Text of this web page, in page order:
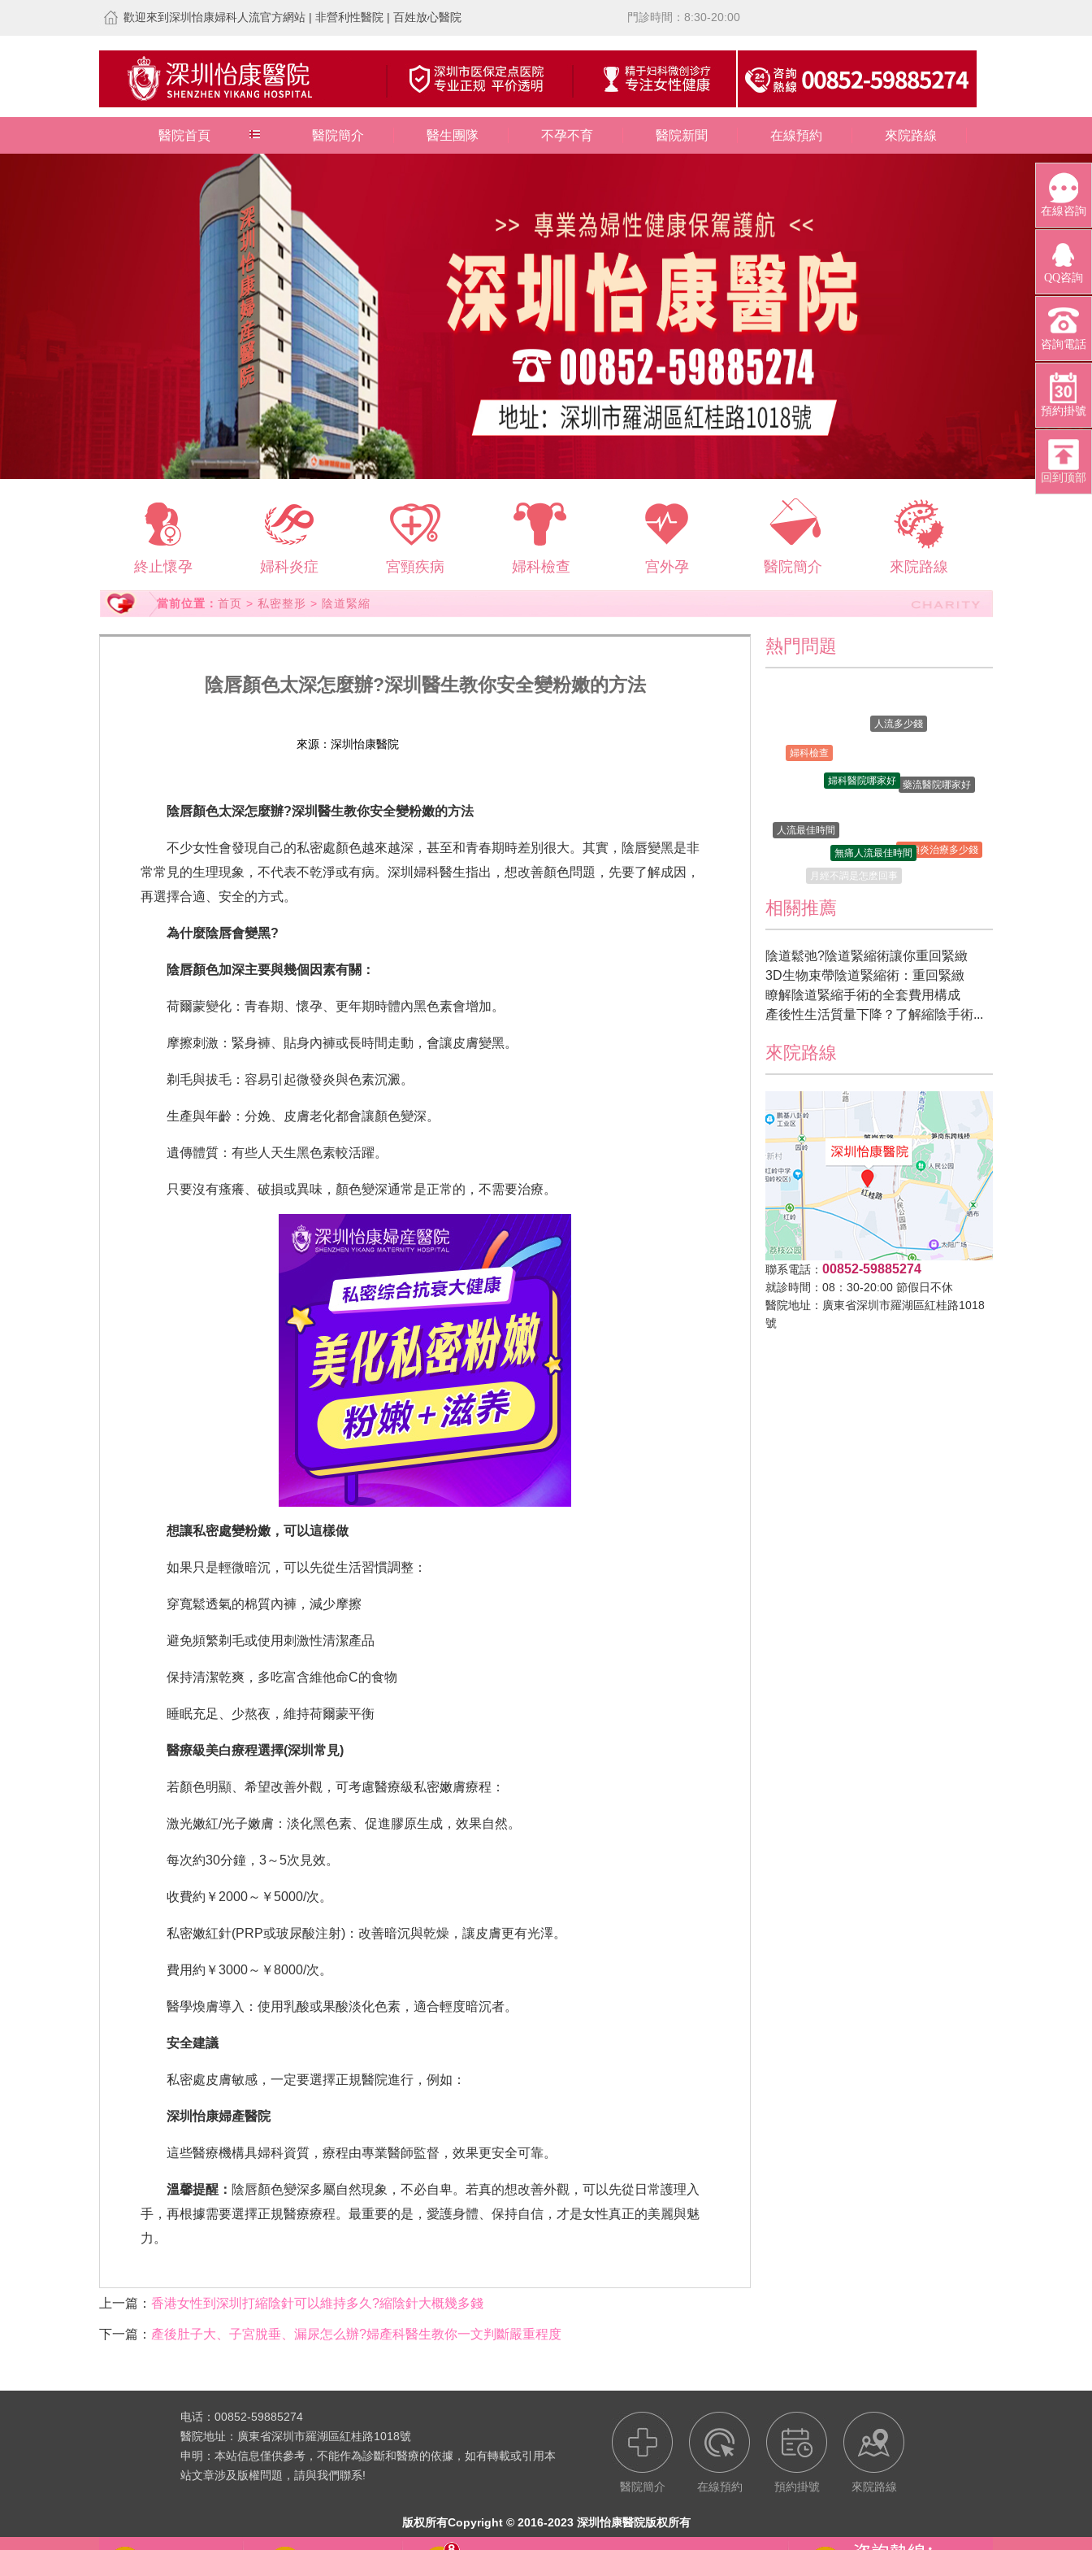
無痛人流哪家醫院好
婦科疾病檢查多少錢
婦科疾病哪家醫院好
歡迎來到深圳怡康婦科人流官方網站 | 非營利性醫院 | 百姓放心醫院 門診時間：8:30-20:00
醫院首頁 醫院簡介 醫生團隊 不孕不育 醫院新聞 在線預約 來院路線
終止懷孕 婦科炎症 宮頸疾病 婦科檢查 宫外孕 醫院簡介 來院路線
當前位置： 首页 > 私密整形 > 陰道緊縮
陰唇顏色太深怎麼辦?深圳醫生教你安全變粉嫩的方法
來源：深圳怡康醫院
陰唇顏色太深怎麼辦?深圳醫生教你安全變粉嫩的方法
不少女性會發現自己的私密處顏色越來越深，甚至和青春期時差別很大。其實，陰唇變黑是非
常常見的生理現象，不代表不乾淨或有病。深圳婦科醫生指出，想改善顏色問題，先要了解成因，
再選擇合適、安全的方式。
為什麼陰唇會變黑?
陰唇顏色加深主要與幾個因素有關：
荷爾蒙變化：青春期、懷孕、更年期時體內黑色素會增加。
摩擦刺激：緊身褲、貼身內褲或長時間走動，會讓皮膚變黑。
剃毛與拔毛：容易引起微發炎與色素沉澱。
生產與年齡：分娩、皮膚老化都會讓顏色變深。
遺傳體質：有些人天生黑色素較活躍。
只要沒有瘙癢、破損或異味，顏色變深通常是正常的，不需要治療。
想讓私密處變粉嫩，可以這樣做
如果只是輕微暗沉，可以先從生活習慣調整：
穿寬鬆透氣的棉質內褲，減少摩擦
避免頻繁剃毛或使用刺激性清潔產品
保持清潔乾爽，多吃富含維他命C的食物
睡眠充足、少熬夜，維持荷爾蒙平衡
醫療級美白療程選擇(深圳常見)
若顏色明顯、希望改善外觀，可考慮醫療級私密嫩膚療程：
激光嫩紅/光子嫩膚：淡化黑色素、促進膠原生成，效果自然。
每次約30分鐘，3～5次見效。
收費約￥2000～￥5000/次。
私密嫩紅針(PRP或玻尿酸注射)：改善暗沉與乾燥，讓皮膚更有光澤。
費用約￥3000～￥8000/次。
醫學煥膚導入：使用乳酸或果酸淡化色素，適合輕度暗沉者。
安全建議
私密處皮膚敏感，一定要選擇正規醫院進行，例如：
深圳怡康婦產醫院
這些醫療機構具婦科資質，療程由專業醫師監督，效果更安全可靠。
溫馨提醒： 陰唇顏色變深多屬自然現象，不必自卑。若真的想改善外觀，可以先從日常護理入
手，再根據需要選擇正規醫療療程。最重要的是，愛護身體、保持自信，才是女性真正的美麗與魅
力。
上一篇： 香港女性到深圳打縮陰針可以維持多久?縮陰針大概幾多錢
下一篇： 產後肚子大、子宮脫垂、漏尿怎么辦?婦產科醫生教你一文判斷嚴重程度
熱門問題
無痛人流最佳時間
月經不調是怎麽回事
相關推薦
陰道鬆弛?陰道緊縮術讓你重回緊緻
3D生物束帶陰道緊縮術：重回緊緻
瞭解陰道緊縮手術的全套費用構成
產後性生活質量下降？了解縮陰手術...
來院路線
聯系電話： 00852-59885274
就診時間：08：30-20:00 節假日不休
醫院地址：廣東省深圳市羅湖區紅桂路1018
號
电话：00852-59885274
醫院地址：廣東省深圳市羅湖區紅桂路1018號
申明：本站信息僅供參考，不能作為診斷和醫療的依據，如有轉載或引用本
站文章涉及版權問題，請與我們聯系!
醫院簡介
在線預約 預約掛號 來院路線
版权所有Copyright © 2016-2023 深圳怡康醫院版权所有
在線咨詢
QQ咨詢
咨詢電話
預約掛號
回到顶部